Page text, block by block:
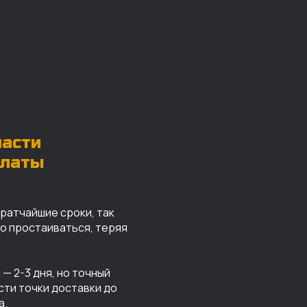
сроки, так
простаиваться, теряя
2-3 дня, но точный
точки доставки до